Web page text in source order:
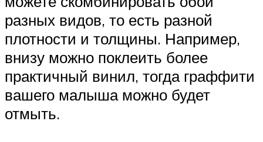
разных видов, то есть разной
плотности и толщины. Например,
внизу можно поклеить более
практичный винил, тогда граффити
вашего малыша можно будет
отмыть.